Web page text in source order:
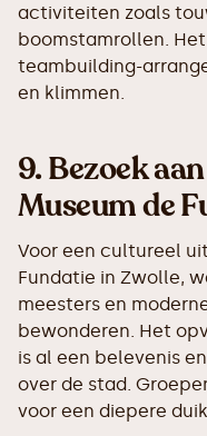
activiteiten zoals
boomstamrollen.
teambuilding-
en klimmen.
9.Bezoek
Museum de
Voor een cultureel
Fundatie in Zwolle,
meesters en
bewonderen. Het
is al een belevenis
over de stad.
voor een diepere